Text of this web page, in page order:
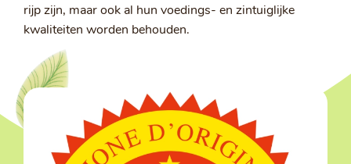
rijp zijn, maar ook al hun voedings- en zintuiglijke
kwaliteiten worden behouden.